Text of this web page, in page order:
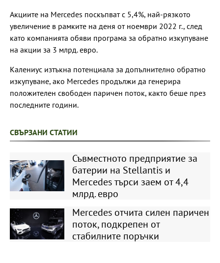
Акциите на Mercedes поскъпват с 5,4%, най-рязкото
увеличение в рамките на деня от ноември 2022 г., след
като компанията обяви програма за обратно изкупуване
на акции за 3 млрд. евро.
Калениус изтъкна потенциала за допълнително обратно
изкупуване, ако Mercedes продължи да генерира
положителен свободен паричен поток, както беше през
последните години.
СВЪРЗАНИ СТАТИИ
Съвместното предприятие за
батерии на Stellantis и
Mercedes търси заем от 4,4
млрд. евро
Mercedes отчита силен паричен
поток, подкрепен от
стабилните поръчки